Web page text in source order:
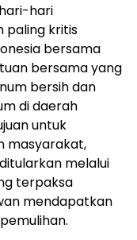
hari
paling kritis
bersama
bersama yang
bersih dan
di daerah
untuk
masyarakat,
melalui
terpaksa
mendapatkan